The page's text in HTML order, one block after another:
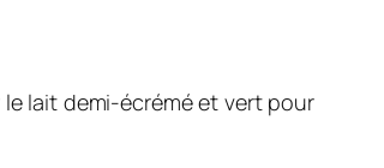
lait demi-écrémé et vert pour